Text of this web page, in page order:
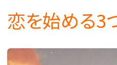
恋を始める3